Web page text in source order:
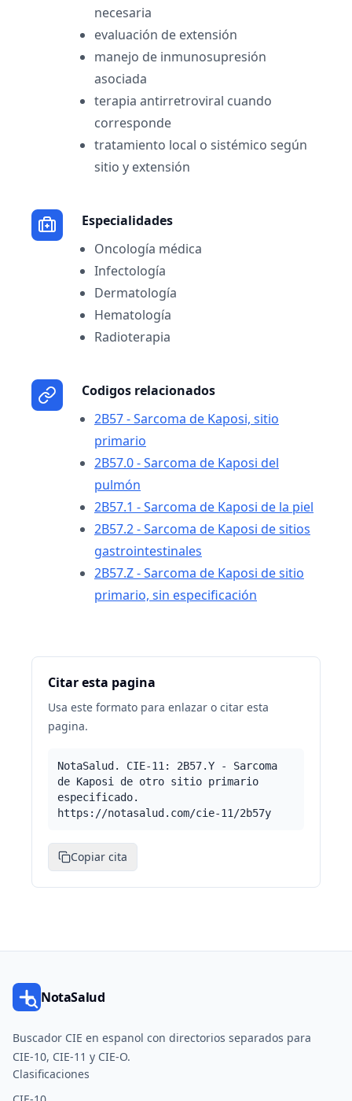
necesaria
evaluación de extensión
manejo de inmunosupresión
asociada
terapia antirretroviral cuando
corresponde
tratamiento local o sistémico según
sitio y extensión
Especialidades
Oncología médica
Infectología
Dermatología
Hematología
Radioterapia
Codigos relacionados
2B57 - Sarcoma de Kaposi, sitio
primario
2B57.0 - Sarcoma de Kaposi del
pulmón
2B57.1 - Sarcoma de Kaposi de la piel
2B57.2 - Sarcoma de Kaposi de sitios
gastrointestinales
2B57.Z - Sarcoma de Kaposi de sitio
primario, sin especificación
Citar esta pagina
Usa este formato para enlazar o citar esta
pagina.
NotaSalud. CIE-11: 2B57.Y - Sarcoma
de Kaposi de otro sitio primario
especificado.
https://notasalud.com/cie-11/2b57y
Copiar cita
NotaSalud
Buscador CIE en espanol con directorios separados para
CIE-10, CIE-11 y CIE-O.
Clasificaciones